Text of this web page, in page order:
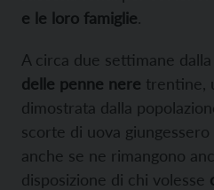
e le loro famiglie.
A circa due settimane dalla
delle penne nere trentine,
dimostrata dalla
scorte di uova giungessero
anche se ne rimangono
disposizione di chi volesse